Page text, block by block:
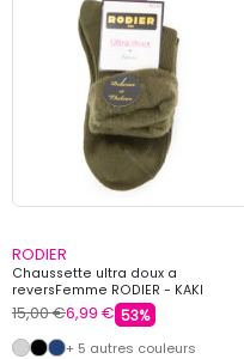
RODIER
Chaussette ultra doux a
reversFemme RODIER - KAKI
15,00 €6,99 € 53%
+ 5 autres couleurs